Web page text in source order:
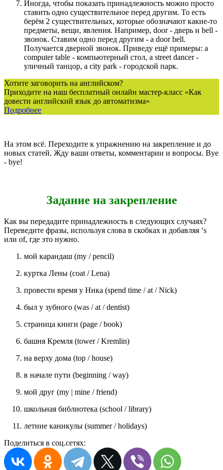
Иногда, чтобы показать принадлежность можно просто
ставить одно существительное перед другим. То есть
берём 2 существительных, которые обозначают какие-то
предметы, вещи, явления. Например, door - дверь и bell -
звонок. Ставим одно перед другим - a door bell.
Получается дверной звонок. Приведу ещё примеры: a
computer table - компьютерный стол, a street dancer -
уличный танцор, a city park - городской парк.
Хотите заговорить на английском?
Приходите на наш бесплатный онлайн мастер-класс «Как
довести английский язык до автоматизма»
Подробнее
На этом всё. Переходите к упражнению на закрепление и до
новых статей. Жду ваши ответы, комментарии и вопросы. Bye
- bye!
Задание на закрепление
Как вы передадите принадлежность в следующих случаях?
Переведите фразы, используя слова в скобках и добавляя ‘s
или of, где это нужно.
мой карандаш (my / pencil)
куртка Лены (coat / Lena)
провести время у Ника (spend time / at / Nick)
был у зубного (was / at / dentist)
страница книги (page / book)
башня Кремля (tower / Kremlin)
на верху дома (top / house)
в начале пути (beginning / way)
мой друг (my | mine / friend)
школьная библиотека (school / library)
летние каникулы (summer / holidays)
Поделиться в соц.сетях: